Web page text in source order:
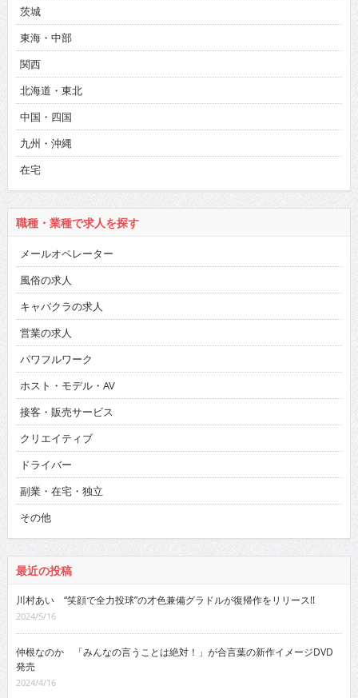
茨城
東海・中部
関西
北海道・東北
中国・四国
九州・沖縄
在宅
職種・業種で求人を探す
メールオペレーター
風俗の求人
キャバクラの求人
営業の求人
パワフルワーク
ホスト・モデル・AV
接客・販売サービス
クリエイティブ
ドライバー
副業・在宅・独立
その他
最近の投稿
川村あい “笑顔で全力投球”の才色兼備グラドルが復帰作をリリース!!
2024/5/16
仲根なのか 「みんなの言うことは絶対！」が合言葉の新作イメージDVD
発売
2024/4/16